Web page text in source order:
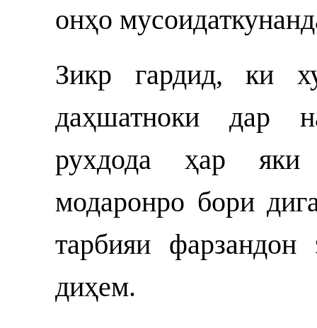
онҳо
Зикр гардид, ки
даҳшатноки дар
рухдода ҳар
модаронро бори
тарбияи
диҳем.